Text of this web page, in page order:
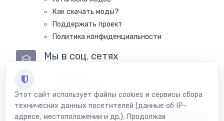
Как скачать моды?
Поддержать проект
Политика конфиденциальности
Мы в соц. сетях
Другие моды
Этот сайт использует файлы cookies и сервисы сбора
технических данных посетителей (данные об IP-
адресе, местоположении и др.). Продолжая